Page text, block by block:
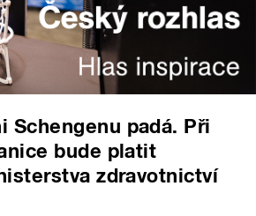
Schengenu padá. Při
bude platit
zdravotnictví